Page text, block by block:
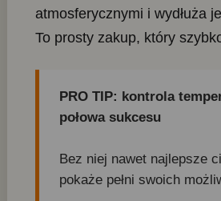
atmosferycznymi i wydłuża
To prosty zakup, który
PRO TIP: kontrola
połowa sukcesu
Bez niej nawet najlepsze
pokaże pełni swoich